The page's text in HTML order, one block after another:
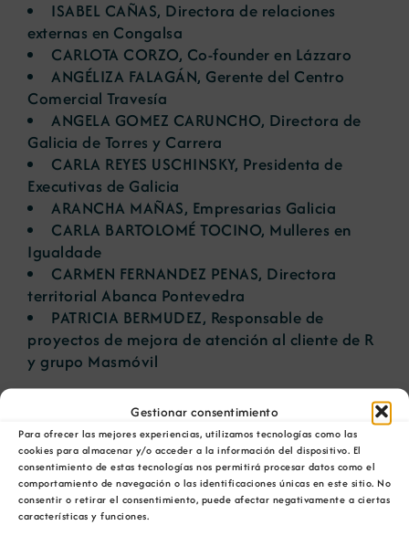
Gestionar consentimiento
Para ofrecer las mejores experiencias, utilizamos tecnologías como las
cookies para almacenar y/o acceder a la información del dispositivo. El
consentimiento de estas tecnologías nos permitirá procesar datos como el
comportamiento de navegación o las identificaciones únicas en este sitio. No
consentir o retirar el consentimiento, puede afectar negativamente a ciertas
características y funciones.
ISABEL CAÑAS, Directora de relaciones
externas en Congalsa
CARLOTA CORZO, Co-founder en Lázzaro
ANGÉLIZA FALAGÁN, Gerente del Centro
Comercial Travesía
ANGELA GOMEZ CARUNCHO, Directora de
Galicia de Torres y Carrera
CARLA REYES USCHINSKY, Presidenta de
Executivas de Galicia
ARANCHA MAÑAS, Empresarias Galicia
CARLA BARTOLOMÉ TOCINO, Mulleres en
Igualdade
CARMEN FERNANDEZ PENAS, Directora
territorial Abanca Pontevedra
PATRICIA BERMUDEZ, Responsable de
proyectos de mejora de atención al cliente de R
y grupo Masmóvil
AÑADIR AL CALENDARIO